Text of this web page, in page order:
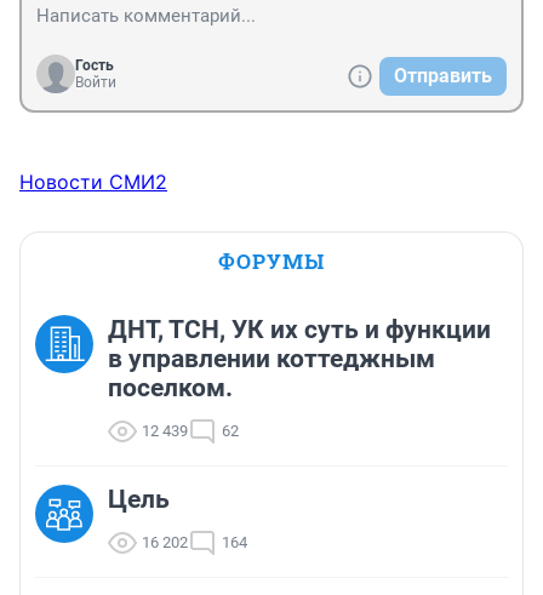
Гость
Войти
Отправить
Новости СМИ2
ФОРУМЫ
ДНТ, ТСН, УК их суть и функции
в управлении коттеджным
поселком.
12 439 62
Цель
16 202 164